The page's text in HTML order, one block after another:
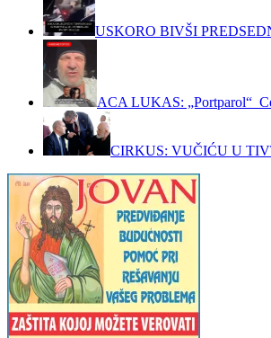
USKORO BIVŠI
ACA LUKAS: „Portparol“
CIRKUS: VUČIĆU U